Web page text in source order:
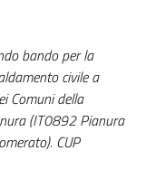
bando per la
civile a
Comuni della
(IT0892 Pianura
CUP